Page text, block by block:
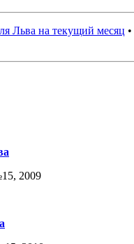
Льва на текущий месяц •
2009